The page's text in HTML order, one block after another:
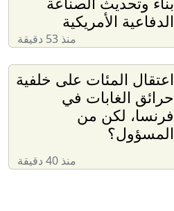
الدفاعية الأمريكية
منذ 53 دقيقة
اعتقال المئات على خلفية
حرائق الغابات في
فرنسا، لكن من
المسؤول؟
منذ 40 دقيقة